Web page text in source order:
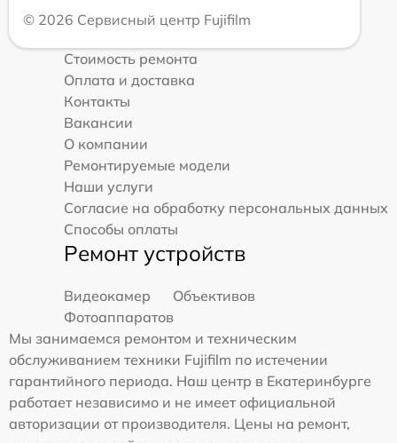
© 2026 Сервисный центр Fujifilm
Стоимость ремонта
Оплата и доставка
Контакты
Вакансии
О компании
Ремонтируемые модели
Наши услуги
Согласие на обработку персональных данных
Способы оплаты
Ремонт устройств
Видеокамер
Объективов
Фотоаппаратов
Мы занимаемся ремонтом и техническим
обслуживанием техники Fujifilm по истечении
гарантийного периода. Наш центр в Екатеринбурге
работает независимо и не имеет официальной
авторизации от производителя. Цены на ремонт,